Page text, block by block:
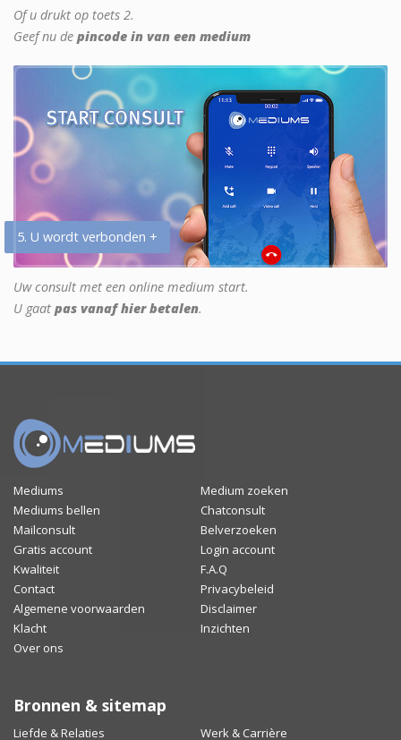
Of u drukt op toets 2.
Geef nu de pincode in van een medium
5. U wordt verbonden +
Uw consult met een online medium start.
U gaat pas vanaf hier betalen.
Mediums
Medium zoeken
Mediums bellen
Chatconsult
Mailconsult
Belverzoeken
Gratis account
Login account
Kwaliteit
F.A.Q
Contact
Privacybeleid
Algemene voorwaarden
Disclaimer
Klacht
Inzichten
Over ons
Bronnen & sitemap
Liefde & Relaties Werk & Carrière